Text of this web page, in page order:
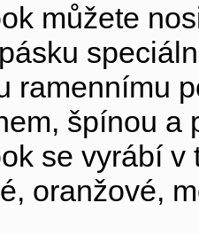
můžete
ramennímu
špínou a
se vyrábí
oranžové,